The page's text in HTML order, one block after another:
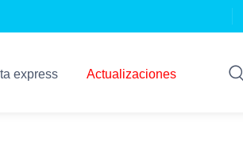
express Actualizaciones